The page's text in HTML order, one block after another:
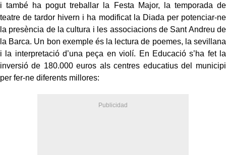
i també ha pogut treballar la Festa Major, la temporada de
teatre de tardor hivern i ha modificat la Diada per potenciar-ne
la presència de la cultura i les associacions de Sant Andreu de
la Barca. Un bon exemple és la lectura de poemes, la sevillana
i la interpretació d’una peça en violí. En Educació s’ha fet la
inversió de 180.000 euros als centres educatius del municipi
per fer-ne diferents millores: